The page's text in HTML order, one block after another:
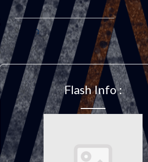
Flash Info :